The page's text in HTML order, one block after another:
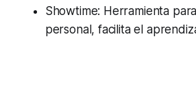
Showtime: Herramienta
personal, facilita el